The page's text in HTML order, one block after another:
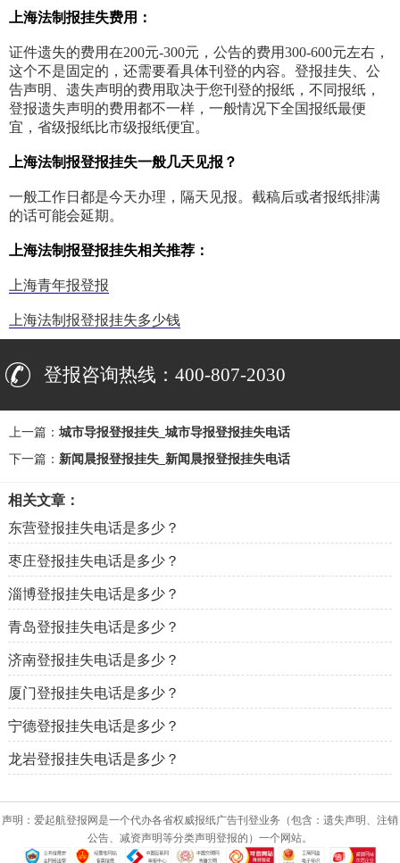
上海法制报挂失费用：
证件遗失的费用在200元-300元，公告的费用300-600元左右，
这个不是固定的，还需要看具体刊登的内容。登报挂失、公
告声明、遗失声明的费用取决于您刊登的报纸，不同报纸，
登报遗失声明的费用都不一样，一般情况下全国报纸最便
宜，省级报纸比市级报纸便宜。
上海法制报登报挂失一般几天见报？
一般工作日都是今天办理，隔天见报。截稿后或者报纸排满
的话可能会延期。
上海法制报登报挂失相关推荐：
上海青年报登报
上海法制报登报挂失多少钱
登报咨询热线：400-807-2030
上一篇： 城市导报登报挂失_城市导报登报挂失电话
下一篇： 新闻晨报登报挂失_新闻晨报登报挂失电话
相关文章：
东营登报挂失电话是多少？
枣庄登报挂失电话是多少？
淄博登报挂失电话是多少？
青岛登报挂失电话是多少？
济南登报挂失电话是多少？
厦门登报挂失电话是多少？
宁德登报挂失电话是多少？
龙岩登报挂失电话是多少？
声明：爱起航登报网是一个代办各省权威报纸广告刊登业务（包含：遗失声明、注销
公告、减资声明等分类声明登报的）一个网站。